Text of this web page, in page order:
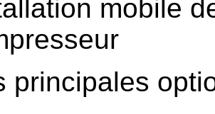
mobile
principales